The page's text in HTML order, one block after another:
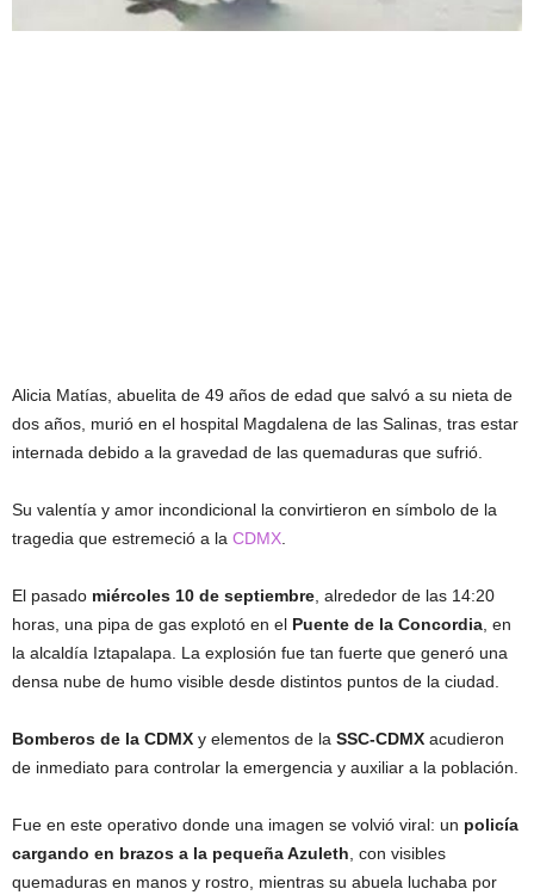
Alicia Matías, abuelita de 49 años de edad que salvó a su nieta de
dos años, murió en el hospital Magdalena de las Salinas, tras estar
internada debido a la gravedad de las quemaduras que sufrió.
Su valentía y amor incondicional la convirtieron en símbolo de la
tragedia que estremeció a la CDMX
El pasado miércoles 10 de septiembre , alrededor de las 14:20
horas, una pipa de gas explotó en el Puente de la Concordia , en
la alcaldía Iztapalapa. La explosión fue tan fuerte que generó una
densa nube de humo visible desde distintos puntos de la ciudad.
Bomberos de la CDMX y elementos de la SSC-CDMX acudieron
de inmediato para controlar la emergencia y auxiliar a la población.
Fue en este operativo donde una imagen se volvió viral: un policía
cargando en brazos a la pequeña Azuleth , con visibles
quemaduras en manos y rostro, mientras su abuela luchaba por